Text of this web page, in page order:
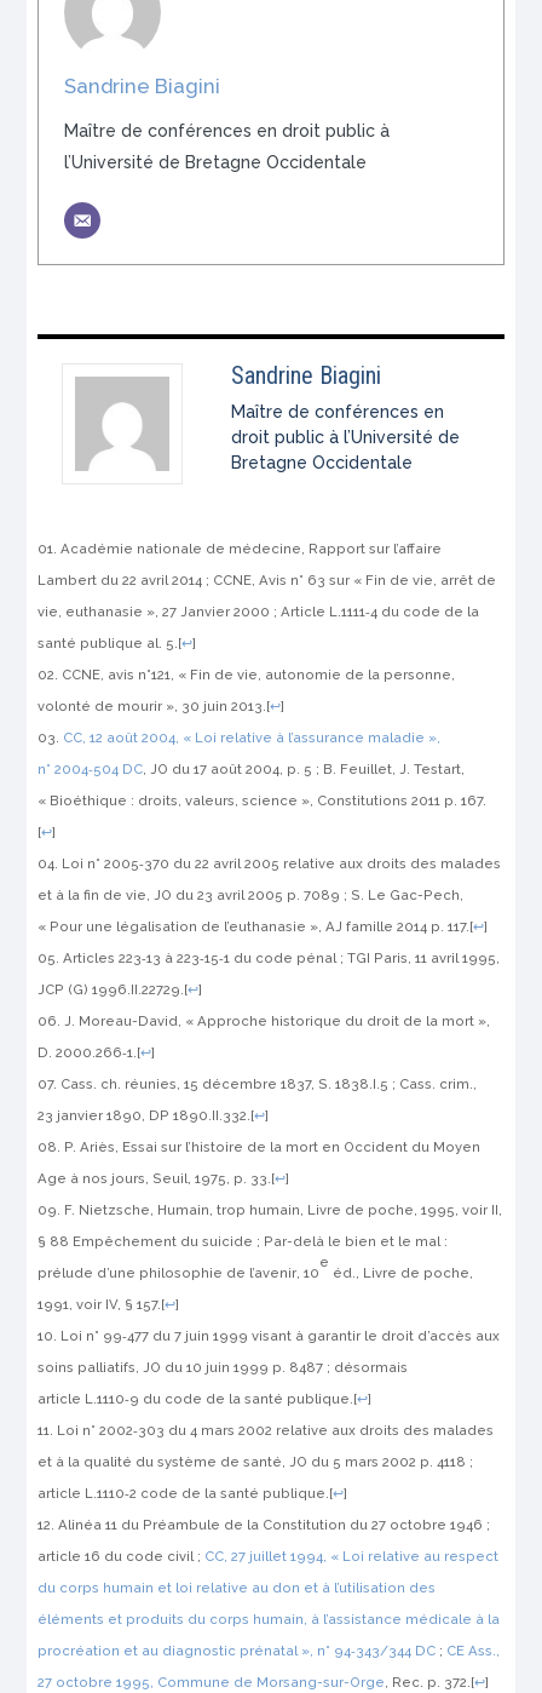
Sandrine Biagini
Maître de conférences en droit public à
l’Université de Bretagne Occidentale
Sandrine Biagini
Maître de conférences en
droit public à l’Université de
Bretagne Occidentale
Académie nationale de médecine, Rapport sur l’affaire
Lambert du 22 avril 2014 ; CCNE, Avis n° 63 sur « Fin de vie, arrêt de
vie, euthanasie », 27 Janvier 2000 ; Article L.1111‑4 du code de la
santé publique al. 5.[↩]
CCNE, avis n°121, « Fin de vie, autonomie de la personne,
volonté de mourir », 30 juin 2013.[↩]
CC, 12 août 2004, « Loi relative à l’assurance maladie »,
n° 2004‑504 DC,JO du 17 août 2004, p. 5 ; B. Feuillet, J. Testart,
« Bioéthique : droits, valeurs, science », Constitutions 2011 p. 167.
[↩]
Loi n° 2005‑370 du 22 avril 2005 relative aux droits des malades
et à la fin de vie,JO du 23 avril 2005 p. 7089 ; S. Le Gac-Pech,
« Pour une légalisation de l’euthanasie »,AJ famille 2014 p. 117.[↩]
Articles 223‑13 à 223‑15‑1 du code pénal ; TGI Paris, 11 avril 1995,
JCP (G) 1996.II.22729.[↩]
J. Moreau-David, « Approche historique du droit de la mort »,
D. 2000.266‑1.[↩]
Cass. ch. réunies, 15 décembre 1837, S. 1838.I.5 ; Cass. crim.,
23 janvier 1890, DP 1890.II.332.[↩]
P. Ariès, Essai sur l’histoire de la mort en Occident du Moyen
Age à nos jours, Seuil, 1975, p. 33.[↩]
F. Nietzsche, Humain, trop humain, Livre de poche, 1995, voir II,
§ 88 Empêchement du suicide ; Par-delà le bien et le mal :
prélude d’une philosophie de l’avenir, 10
e
éd., Livre de poche,
1991, voir IV, § 157.[↩]
Loi n° 99‑477 du 7 juin 1999 visant à garantir le droit d’accès aux
soins palliatifs,JO du 10 juin 1999 p. 8487 ; désormais
article L.1110‑9 du code de la santé publique.[↩]
Loi n° 2002‑303 du 4 mars 2002 relative aux droits des malades
et à la qualité du système de santé,JO du 5 mars 2002 p. 4118 ;
article L.1110‑2 code de la santé publique.[↩]
Alinéa 11 du Préambule de la Constitution du 27 octobre 1946 ;
article 16 du code civil ; CC, 27 juillet 1994, « Loi relative au respect
du corps humain et loi relative au don et à l’utilisation des
éléments et produits du corps humain, à l’assistance médicale à la
procréation et au diagnostic prénatal », n° 94‑343/344 DC ; CE Ass.,
27 octobre 1995, Commune de Morsang-sur-Orge, Rec. p. 372.[↩]